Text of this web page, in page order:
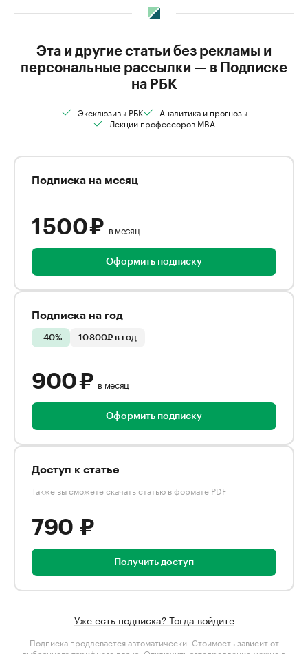
Эта и другие статьи без рекламы и
персональные рассылки — в Подписке
на РБК
Эксклюзивы РБК
Аналитика и прогнозы
Лекции профессоров MBA
Подписка на месяц
1 500 ₽ в месяц
Оформить подписку
Подписка на год
-40% 10 800₽ в год
900 ₽ в месяц
Оформить подписку
Доступ к статье
Также вы сможете скачать статью в формате PDF
790 ₽
Получить доступ
Уже есть подписка? Тогда войдите
Подписка продлевается автоматически. Стоимость зависит от